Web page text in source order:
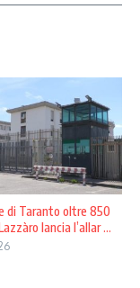
di Taranto oltre 850
lancia l’allar ...